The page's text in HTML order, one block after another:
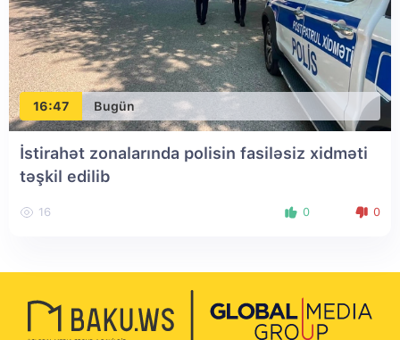
16:47 Bugün
İstirahət zonalarında polisin fasiləsiz xidməti
təşkil edilib
16 0 0